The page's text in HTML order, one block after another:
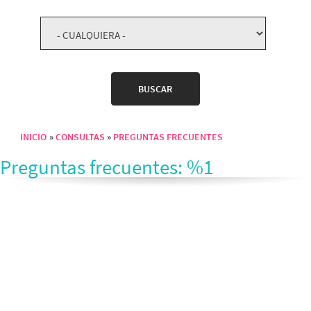
Sobrescribir enlaces de ayuda a la navegación
INICIO CONSULTAS PREGUNTAS FRECUENTES
Preguntas frecuentes: %1